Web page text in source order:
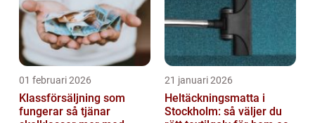
01 februari 2026
Klassförsäljning som
fungerar så tjänar
21 januari 2026
Heltäckningsmatta i
Stockholm: så väljer du